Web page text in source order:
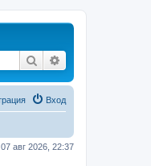
Поиск
Вход
авг 2026, 22:37